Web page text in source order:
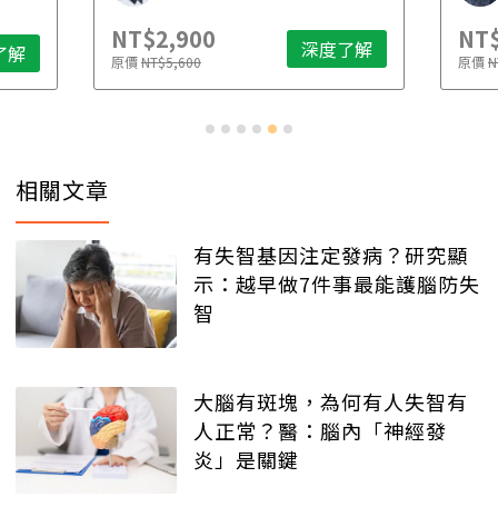
解 NT$2,900
原價NT$5,600 深度了解 原價
相關文章
有失智基因注定發病？研究顯
示：越早做7件事最能護腦防失
智
大腦有斑塊，為何有人失智有
人正常？醫：腦內「神經發
炎」是關鍵